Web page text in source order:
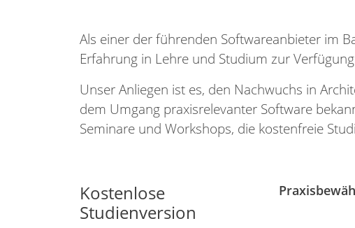
Als einer der führenden Softwareanbieter im
Erfahrung in Lehre und Studium zur
Unser Anliegen ist es, den Nachwuchs in
dem Umgang praxisrelevanter Software
Seminare und Workshops, die kostenfreie
Kostenlose
Studienversion